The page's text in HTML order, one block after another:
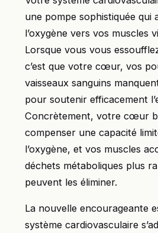
une pompe sophistiquée qui
l’oxygène vers vos muscles
Lorsque vous vous
c’est que votre cœur, vos
vaisseaux sanguins
pour soutenir efficacement
Concrètement, votre cœur
compenser une capacité
l’oxygène, et vos muscles
déchets métaboliques plus
peuvent les éliminer.
La nouvelle encourageante
système cardiovasculaire